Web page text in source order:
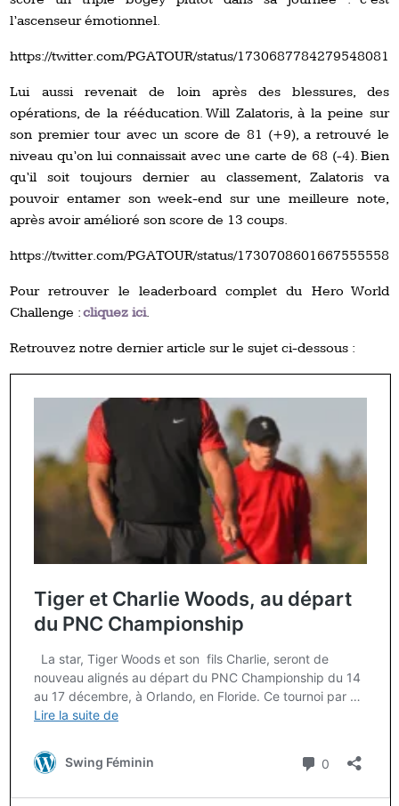
l’ascenseur émotionnel.
https://twitter.com/PGATOUR/status/1730687784279548081
Lui aussi revenait de loin après des blessures, des
opérations, de la rééducation. Will Zalatoris, à la peine sur
son premier tour avec un score de 81 (+9), a retrouvé le
niveau qu’on lui connaissait avec une carte de 68 (-4). Bien
qu’il soit toujours dernier au classement, Zalatoris va
pouvoir entamer son week-end sur une meilleure note,
après avoir amélioré son score de 13 coups.
https://twitter.com/PGATOUR/status/1730708601667555558
Pour retrouver le leaderboard complet du Hero World
Challenge :cliquez ici.
Retrouvez notre dernier article sur le sujet ci-dessous :